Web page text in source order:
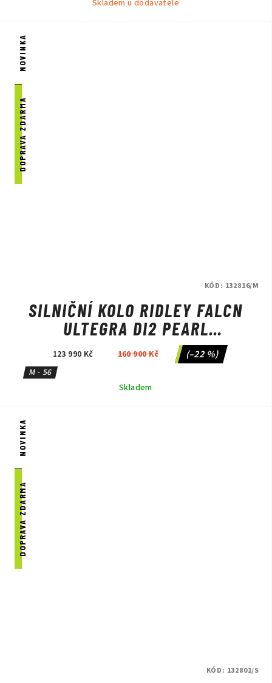
Skladem u dodavatele
NOVINKA
DOPRAVA ZDARMA
SILNIČNÍ KOLO RIDLEY FALCN
ULTEGRA DI2 PEARL
WHITE/SILVER/BLACK
123 990 Kč 160 900 Kč (–22 %)
M - 56
Skladem
KÓD: 132816/M
NOVINKA
DOPRAVA ZDARMA
KÓD: 132801/S